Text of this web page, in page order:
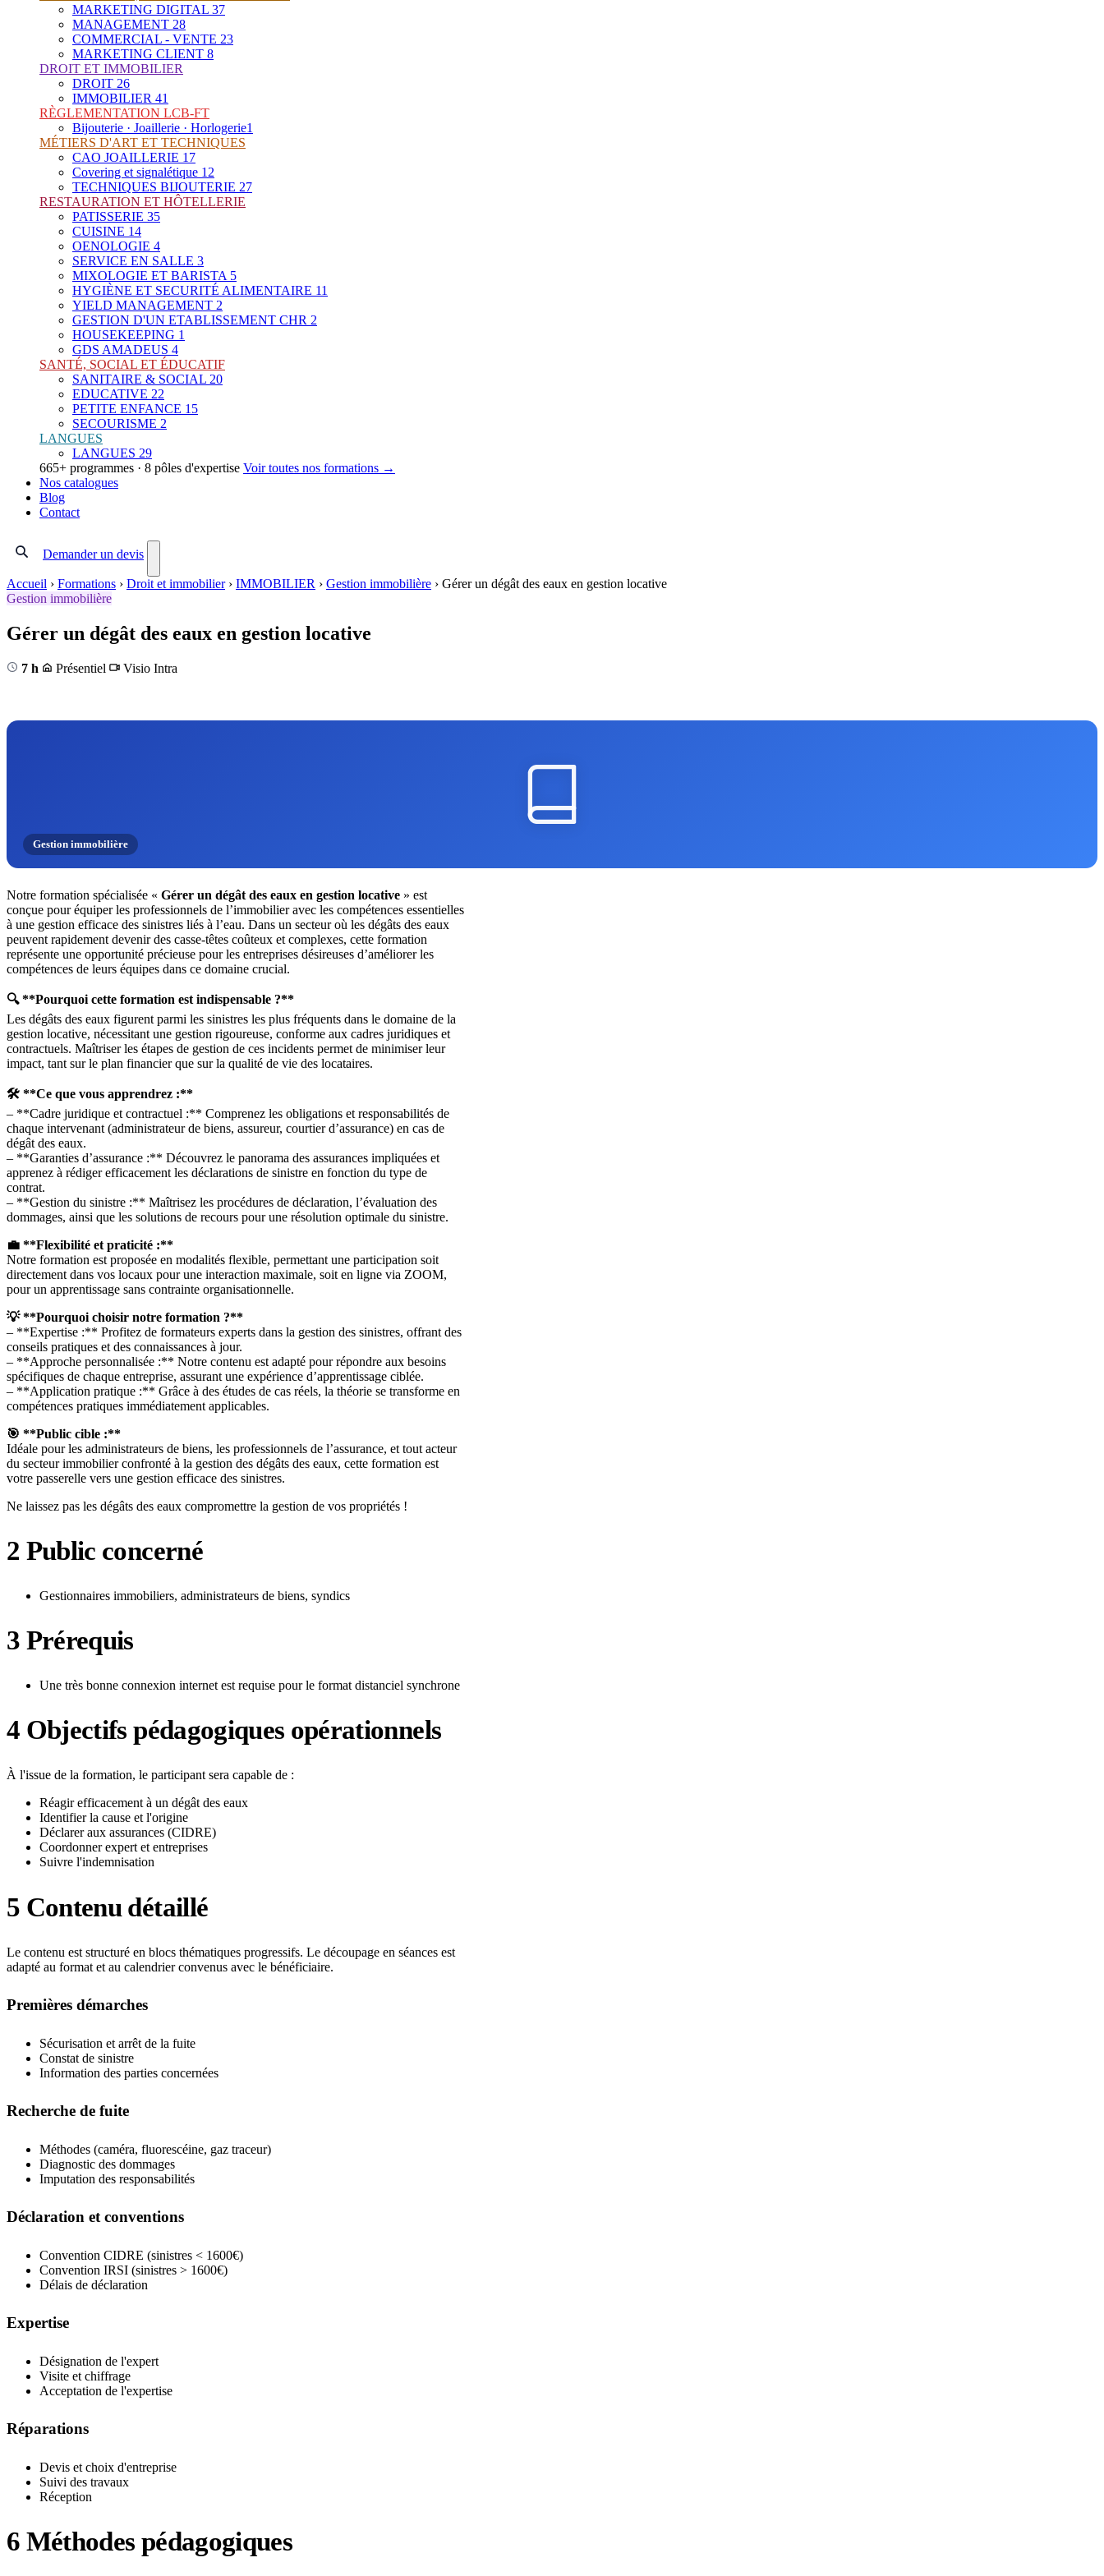
MARKETING DIGITAL 37
MANAGEMENT 28
COMMERCIAL - VENTE 23
MARKETING CLIENT 8
DROIT ET IMMOBILIER
DROIT 26
IMMOBILIER 41
RÈGLEMENTATION LCB-FT
Bijouterie · Joaillerie · Horlogerie1
MÉTIERS D'ART ET TECHNIQUES
CAO JOAILLERIE 17
Covering et signalétique 12
TECHNIQUES BIJOUTERIE 27
RESTAURATION ET HÔTELLERIE
PATISSERIE 35
CUISINE 14
OENOLOGIE 4
SERVICE EN SALLE 3
MIXOLOGIE ET BARISTA 5
HYGIÈNE ET SECURITÉ ALIMENTAIRE 11
YIELD MANAGEMENT 2
GESTION D'UN ETABLISSEMENT CHR 2
HOUSEKEEPING 1
GDS AMADEUS 4
SANTÉ, SOCIAL ET ÉDUCATIF
SANITAIRE & SOCIAL 20
EDUCATIVE 22
PETITE ENFANCE 15
SECOURISME 2
LANGUES
LANGUES 29
665+ programmes · 8 pôles d'expertise Voir toutes nos formations →
Nos catalogues
Blog
Contact
Demander un devis
Accueil › Formations › Droit et immobilier › IMMOBILIER › Gestion immobilière › Gérer un dégât des eaux en gestion locative
Gestion immobilière
Gérer un dégât des eaux en gestion locative
7 h Présentiel Visio Intra
Gestion immobilière
Notre formation spécialisée « Gérer un dégât des eaux en gestion locative » est
conçue pour équiper les professionnels de l’immobilier avec les compétences essentielles
à une gestion efficace des sinistres liés à l’eau. Dans un secteur où les dégâts des eaux
peuvent rapidement devenir des casse-têtes coûteux et complexes, cette formation
représente une opportunité précieuse pour les entreprises désireuses d’améliorer les
compétences de leurs équipes dans ce domaine crucial.
🔍 **Pourquoi cette formation est indispensable ?**
Les dégâts des eaux figurent parmi les sinistres les plus fréquents dans le domaine de la
gestion locative, nécessitant une gestion rigoureuse, conforme aux cadres juridiques et
contractuels. Maîtriser les étapes de gestion de ces incidents permet de minimiser leur
impact, tant sur le plan financier que sur la qualité de vie des locataires.
🛠️ **Ce que vous apprendrez :**
– **Cadre juridique et contractuel :** Comprenez les obligations et responsabilités de
chaque intervenant (administrateur de biens, assureur, courtier d’assurance) en cas de
dégât des eaux.
– **Garanties d’assurance :** Découvrez le panorama des assurances impliquées et
apprenez à rédiger efficacement les déclarations de sinistre en fonction du type de
contrat.
– **Gestion du sinistre :** Maîtrisez les procédures de déclaration, l’évaluation des
dommages, ainsi que les solutions de recours pour une résolution optimale du sinistre.
💼 **Flexibilité et praticité :**
Notre formation est proposée en modalités flexible, permettant une participation soit
directement dans vos locaux pour une interaction maximale, soit en ligne via ZOOM,
pour un apprentissage sans contrainte organisationnelle.
💡 **Pourquoi choisir notre formation ?**
– **Expertise :** Profitez de formateurs experts dans la gestion des sinistres, offrant des
conseils pratiques et des connaissances à jour.
– **Approche personnalisée :** Notre contenu est adapté pour répondre aux besoins
spécifiques de chaque entreprise, assurant une expérience d’apprentissage ciblée.
– **Application pratique :** Grâce à des études de cas réels, la théorie se transforme en
compétences pratiques immédiatement applicables.
🎯 **Public cible :**
Idéale pour les administrateurs de biens, les professionnels de l’assurance, et tout acteur
du secteur immobilier confronté à la gestion des dégâts des eaux, cette formation est
votre passerelle vers une gestion efficace des sinistres.
Ne laissez pas les dégâts des eaux compromettre la gestion de vos propriétés !
2 Public concerné
Gestionnaires immobiliers, administrateurs de biens, syndics
3 Prérequis
Une très bonne connexion internet est requise pour le format distanciel synchrone
4 Objectifs pédagogiques opérationnels
À l'issue de la formation, le participant sera capable de :
Réagir efficacement à un dégât des eaux
Identifier la cause et l'origine
Déclarer aux assurances (CIDRE)
Coordonner expert et entreprises
Suivre l'indemnisation
5 Contenu détaillé
Le contenu est structuré en blocs thématiques progressifs. Le découpage en séances est
adapté au format et au calendrier convenus avec le bénéficiaire.
Premières démarches
Sécurisation et arrêt de la fuite
Constat de sinistre
Information des parties concernées
Recherche de fuite
Méthodes (caméra, fluorescéine, gaz traceur)
Diagnostic des dommages
Imputation des responsabilités
Déclaration et conventions
Convention CIDRE (sinistres < 1600€)
Convention IRSI (sinistres > 1600€)
Délais de déclaration
Expertise
Désignation de l'expert
Visite et chiffrage
Acceptation de l'expertise
Réparations
Devis et choix d'entreprise
Suivi des travaux
Réception
6 Méthodes pédagogiques